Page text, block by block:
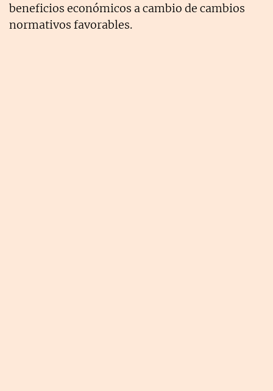
beneficios económicos a cambio de cambios
normativos favorables.